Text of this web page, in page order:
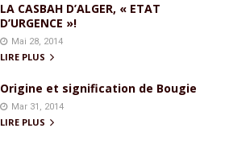
LA CASBAH D’ALGER, « ETAT
D’URGENCE »!
Mai 28, 2014
LIRE PLUS
Origine et signification de Bougie
Mar 31, 2014
LIRE PLUS